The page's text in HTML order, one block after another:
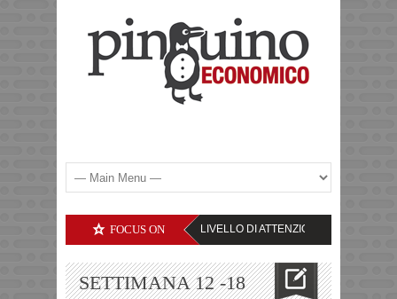
FOCUS ON
TECNOLOGICHE – IL LIVELLO DI ATTENZIONE YEN – TASSI IN
SETTIMANA 12 -18